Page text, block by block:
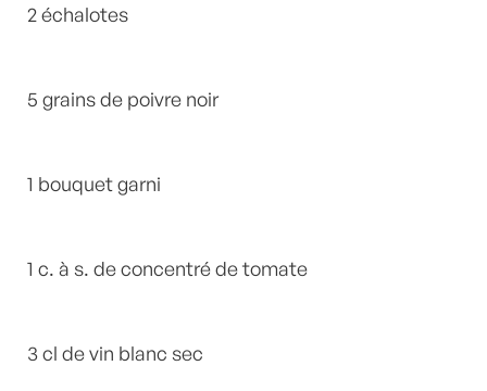
2 échalotes
5 grains de poivre noir
1 bouquet garni
1 c. à s. de concentré de tomate
3 cl de vin blanc sec